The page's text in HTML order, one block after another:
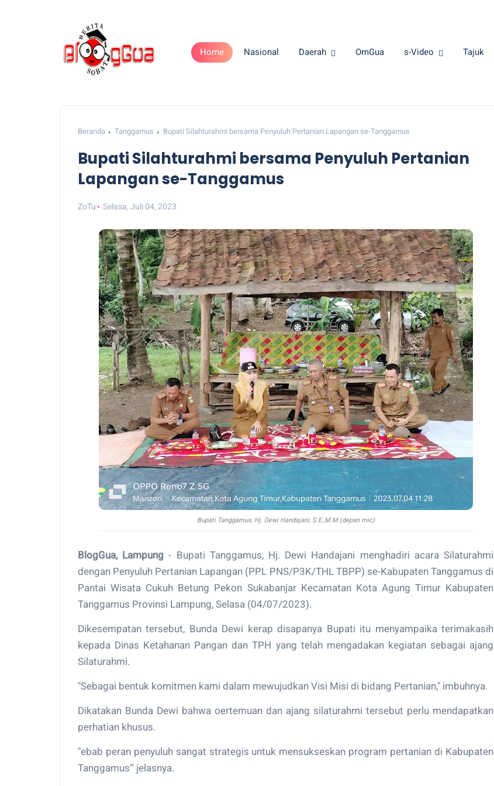
Home Nasional Daerah OmGua s-Video Tajuk
Beranda Tanggamus Bupati Silahturahmi bersama Penyuluh Pertanian Lapangan se-Tanggamus
Bupati Silahturahmi bersama Penyuluh Pertanian
Lapangan se-Tanggamus
ZoTu Selasa, Juli 04, 2023
Bupati Tanggamus, Hj. Dewi Handajani, S.E.,M.M (depan mic)
BlogGua, Lampung - Bupati Tanggamus, Hj. Dewi Handajani menghadiri acara Silaturahmi
dengan Penyuluh Pertanian Lapangan (PPL PNS/P3K/THL TBPP) se-Kabupaten Tanggamus di
Pantai Wisata Cukuh Betung Pekon Sukabanjar Kecamatan Kota Agung Timur Kabupaten
Tanggamus Provinsi Lampung, Selasa (04/07/2023).
Dikesempatan tersebut, Bunda Dewi kerap disapanya Bupati itu menyampaika terimakasih
kepada Dinas Ketahanan Pangan dan TPH yang telah mengadakan kegiatan sebagai ajang
Silaturahmi.
"Sebagai bentuk komitmen kami dalam mewujudkan Visi Misi di bidang Pertanian," imbuhnya.
Dikatakan Bunda Dewi bahwa oertemuan dan ajang silaturahmi tersebut perlu mendapatkan
perhatian khusus.
"ebab peran penyuluh sangat strategis untuk mensukseskan program pertanian di Kabupaten
Tanggamus'" jelasnya.